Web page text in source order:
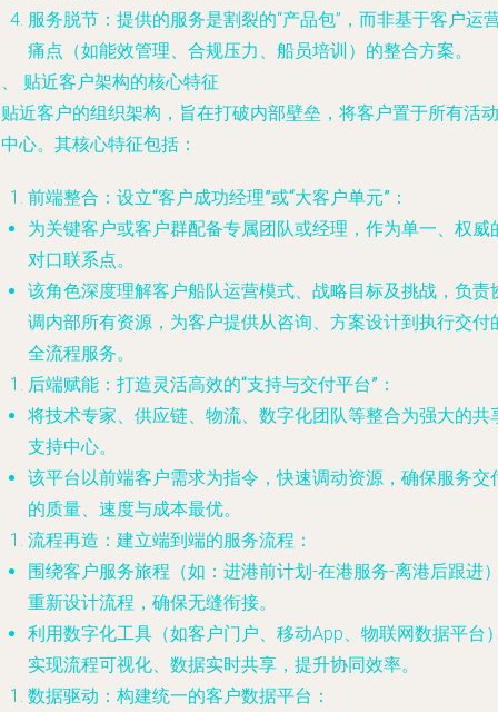
服务脱节 ：提供的服务是割裂的“产品包”，而非基于客户运
痛点（如能效管理、合规压力、船员培训）的整合方案。
贴近客户架构的核心特征
近客户的组织架构，旨在打破内部壁垒，将客户置于所有活动
心。其核心特征包括：
前端整合：设立“客户成功经理”或“大客户单元” ：
为关键客户或客户群配备专属团队或经理，作为单一、权威
对口联系点。
该角色深度理解客户船队运营模式、战略目标及挑战，负责
调内部所有资源，为客户提供从咨询、方案设计到执行交付
全流程服务。
后端赋能：打造灵活高效的“支持与交付平台” ：
将技术专家、供应链、物流、数字化团队等整合为强大的共
支持中心。
该平台以前端客户需求为指令，快速调动资源，确保服务交
的质量、速度与成本最优。
流程再造：建立端到端的服务流程 ：
围绕客户服务旅程（如：进港前计划-在港服务-离港后跟进
重新设计流程，确保无缝衔接。
利用数字化工具（如客户门户、移动App、物联网数据平台
实现流程可视化、数据实时共享，提升协同效率。
数据驱动：构建统一的客户数据平台 ：